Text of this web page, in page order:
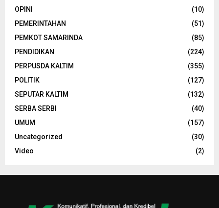
OPINI
(10)
PEMERINTAHAN
(51)
PEMKOT SAMARINDA
(85)
PENDIDIKAN
(224)
PERPUSDA KALTIM
(355)
POLITIK
(127)
SEPUTAR KALTIM
(132)
SERBA SERBI
(40)
UMUM
(157)
Uncategorized
(30)
Video
(2)